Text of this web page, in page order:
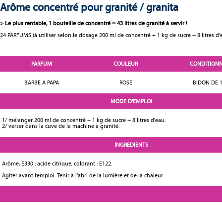
Arôme concentré pour granité / granita
> Le plus rentable, 1 bouteille de concentré = 43 litres de granité à servir !
24 PARFUMS (à utiliser selon le dosage 200 ml de concentré + 1 kg de sucre + 8 litres
PARFUM COULEUR
BARBE A PAPA ROSE BIDON DE
MODE D'EMPLOI
1/ mélanger 200 ml de concentré + 1 kg de sucre + 8 litres d'eau.
2/ verser dans la cuve de la machine à granité.
INGREDIENTS
Arôme, E330 : acide citrique, colorant : E122.
Agiter avant l’emploi. Tenir à l’abri de la lumière et de la chaleur.